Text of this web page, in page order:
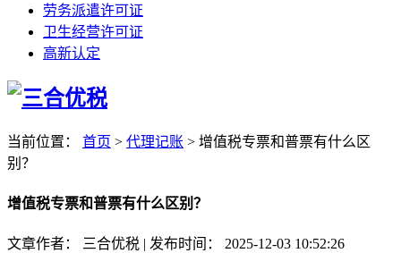
劳务派遣许可证
卫生经营许可证
高新认定
当前位置： 首页 > 代理记账 > 增值税专票和普票有什么区
别？
增值税专票和普票有什么区别？
文章作者： 三合优税 | 发布时间： 2025-12-03 10:52:26